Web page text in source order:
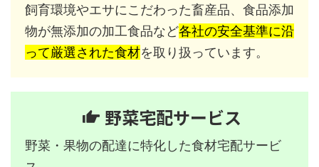
飼育環境やエサにこだわった畜産品、食品添加
物が無添加の加工食品など各社の安全基準に沿
って厳選された食材を取り扱っています。
野菜宅配サービス
野菜・果物の配達に特化した食材宅配サービ